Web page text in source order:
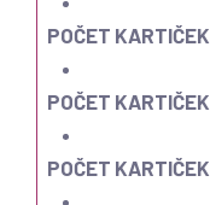
POČET KARTIČEK
POČET KARTIČEK
POČET KARTIČEK